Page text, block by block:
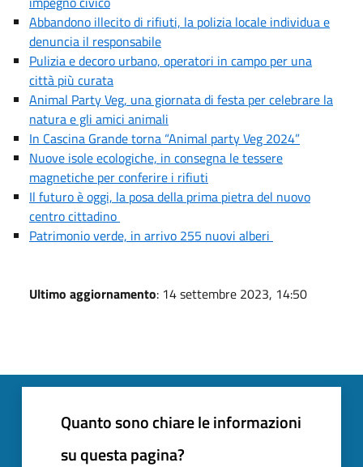
Abbandono illecito di rifiuti, la polizia locale individua e
denuncia il responsabile
Pulizia e decoro urbano, operatori in campo per una
città più curata
Animal Party Veg, una giornata di festa per celebrare la
natura e gli amici animali
In Cascina Grande torna “Animal party Veg 2024”
Nuove isole ecologiche, in consegna le tessere
magnetiche per conferire i rifiuti
Il futuro è oggi, la posa della prima pietra del nuovo
centro cittadino
Patrimonio verde, in arrivo 255 nuovi alberi
Ultimo aggiornamento: 14 settembre 2023, 14:50
Quanto sono chiare le informazioni
su questa pagina?